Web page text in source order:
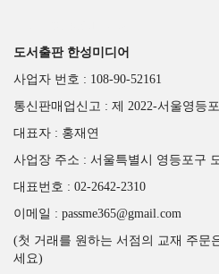
도서출판 한성미디어
사업자 번호 : 108-90-52161
통신판매업신고 : 제 2022-서울영등
대표자 : 홍재연
사업장 주소 : 서울특별시 영등포구
대표번호 : 02-2642-2310
이메일 : passme365@gmail.com
(첫 거래를 원하는 서점의 교재 주문
세요)